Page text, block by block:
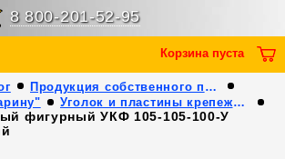
8 800-201-52-95
Корзина пуста
Продукция собственного производства
Уголок и пластины крепежные декоративные
фигурный УКФ 105-105-100-У